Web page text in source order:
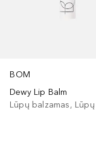
BOM
Dewy Lip Balm